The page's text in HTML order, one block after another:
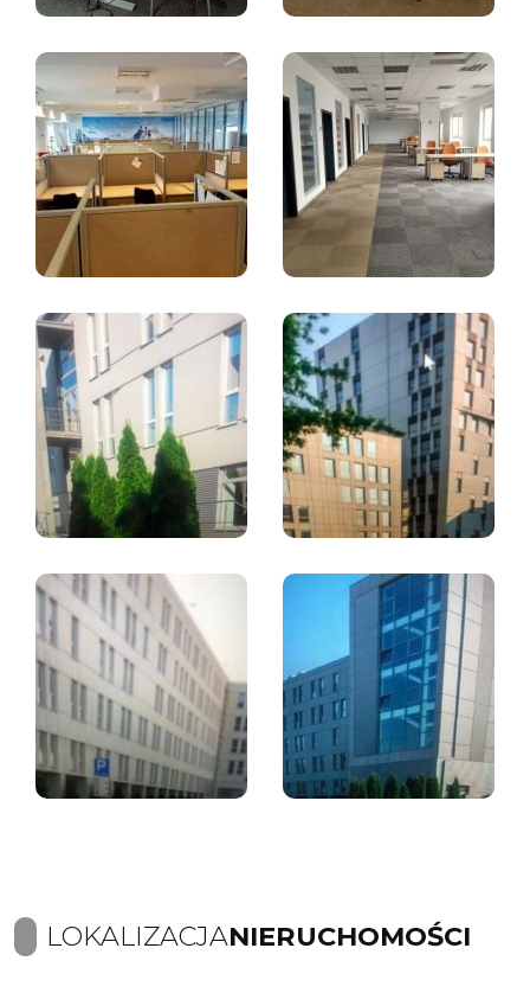
LOKALIZACJANIERUCHOMOŚCI